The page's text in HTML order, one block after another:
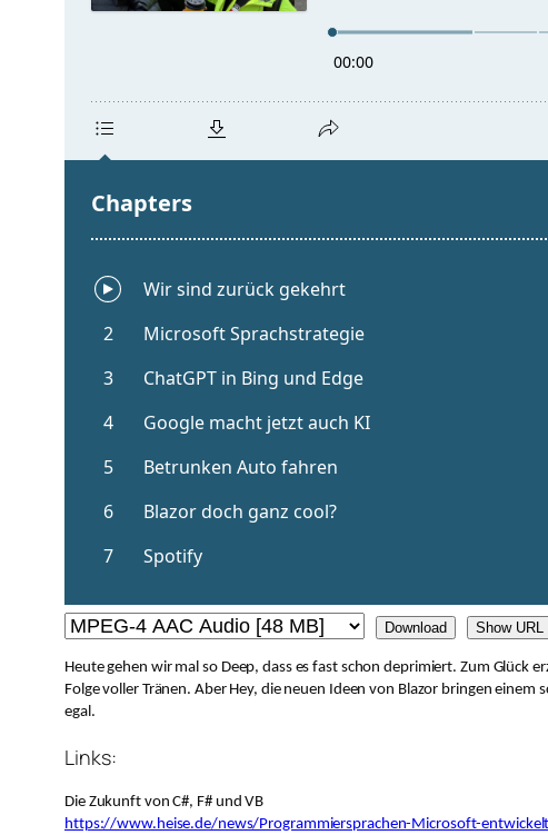
Download Show URL
Heute gehen wir mal so Deep, dass es fast schon deprimiert. Zum
Folge voller Tränen. Aber Hey, die neuen Ideen von Blazor bringen
egal.
Links:
Die Zukunft von C#, F# und VB
https://www.heise.de/news/Programmiersprachen-Microsoft-